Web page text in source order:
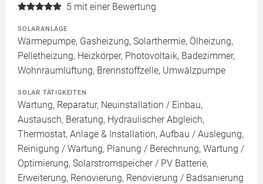
5 mit einer Bewertung
SOLARANLAGE
Wärmepumpe, Gasheizung, Solarthermie, Ölheizung,
Pelletheizung, Heizkörper, Photovoltaik, Badezimmer,
Wohnraumlüftung, Brennstoffzelle, Umwälzpumpe
SOLAR TÄTIGKEITEN
Wartung, Reparatur, Neuinstallation / Einbau,
Austausch, Beratung, Hydraulischer Abgleich,
Thermostat, Anlage & Installation, Aufbau / Auslegung,
Reinigung / Wartung, Planung / Berechnung, Wartung /
Optimierung, Solarstromspeicher / PV Batterie,
Erweiterung, Renovierung, Renovierung / Badsanierung